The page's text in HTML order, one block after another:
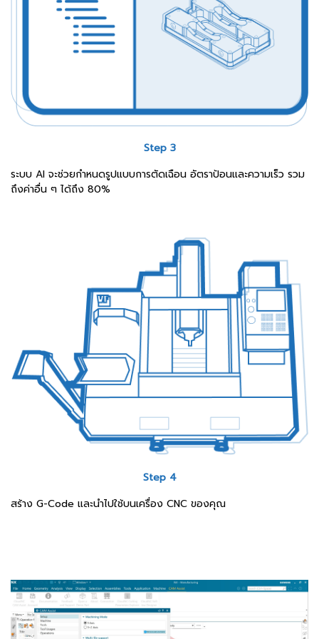
Step 3
ระบบ AI จะช่วยกำหนดรูปแบบการตัดเฉือน อัตราป้อนและความเร็ว รวม
ถึงค่าอื่น ๆ ได้ถึง 80%
Step 4
สร้าง G-Code และนำไปใช้บนเครื่อง CNC ของคุณ